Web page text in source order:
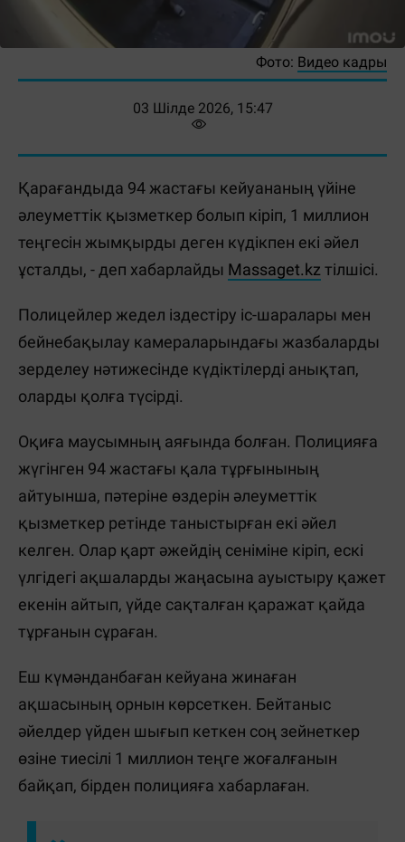
Фото: Видео кадры
03 Шілде 2026, 15:47
Қарағандыда 94 жастағы кейуананың үйіне
әлеуметтік қызметкер болып кіріп, 1 миллион
теңгесін жымқырды деген күдікпен екі әйел
ұсталды, - деп хабарлайды Massaget.kzтілшісі.
Полицейлер жедел іздестіру іс-шаралары мен
бейнебақылау камераларындағы жазбаларды
зерделеу нәтижесінде күдіктілерді анықтап,
оларды қолға түсірді.
Оқиға маусымның аяғында болған. Полицияға
жүгінген 94 жастағы қала тұрғынының
айтуынша, пәтеріне өздерін әлеуметтік
қызметкер ретінде таныстырған екі әйел
келген. Олар қарт әжейдің сеніміне кіріп, ескі
үлгідегі ақшаларды жаңасына ауыстыру қажет
екенін айтып, үйде сақталған қаражат қайда
тұрғанын сұраған.
Еш күмәнданбаған кейуана жинаған
ақшасының орнын көрсеткен. Бейтаныс
әйелдер үйден шығып кеткен соң зейнеткер
өзіне тиесілі 1 миллион теңге жоғалғанын
байқап, бірден полицияға хабарлаған.